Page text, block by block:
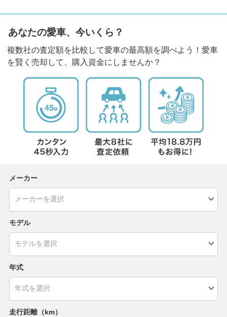
あなたの愛車、今いくら？
複数社の査定額を比較して愛車の最高額を調べよう！愛車
を賢く売却して、購入資金にしませんか？
メーカー
モデル
年式
走行距離（km）